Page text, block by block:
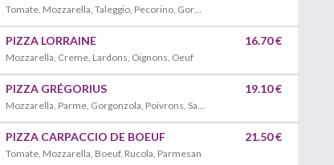
Tomate, Mozzarella, Taleggio, Pecorino, Gorgonzola
PIZZA LORRAINE
Mozzarella, Creme, Lardons, Oignons, Oeuf
16.70 €
PIZZA GRÉGORIUS
Mozzarella, Parme, Gorgonzola, Poivrons, Salami Piquant
19.10 €
PIZZA CARPACCIO DE BOEUF
Tomate, Mozzarella, Boeuf, Rucola, Parmesan
21.50 €